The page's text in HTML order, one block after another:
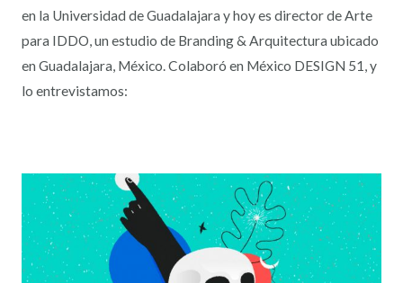
en la Universidad de Guadalajara y hoy es director de Arte
para IDDO, un estudio de Branding & Arquitectura ubicado
en Guadalajara, México. Colaboró en México DESIGN 51, y
lo entrevistamos: